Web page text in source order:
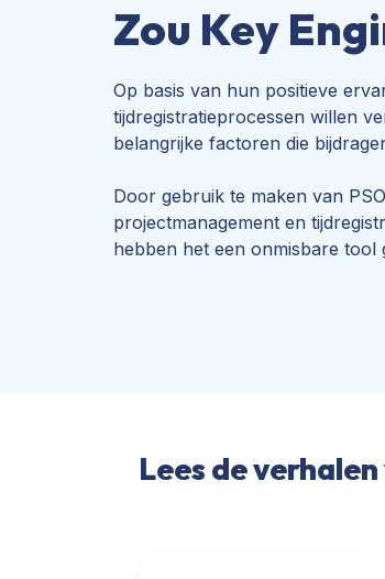
Zou Key
Op basis van hun positieve
tijdregistratieprocessen willen
belangrijke factoren die
Door gebruik te maken van
projectmanagement en
hebben het een onmisbare tool
Lees de